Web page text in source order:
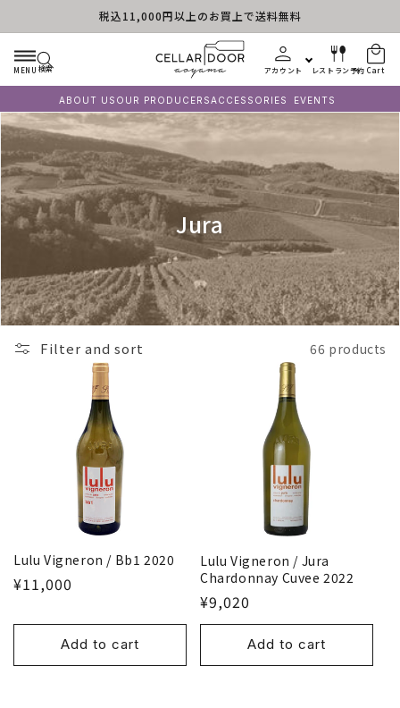
Skip to content税込11,000円以上のお買上で送料無料
MENU 検索 アカウント レストラン予約 Cart
ABOUT US OUR PRODUCERSACCESSORIES EVENTS
C
o
l
l
Jura
Filter and sort 66 products
Lulu Vigneron / Bb1 2020
¥11,000
Add to cart
Lulu Vigneron / Jura
Chardonnay Cuvee 2022
¥9,020
Add to cart